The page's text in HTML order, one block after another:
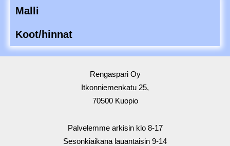
Malli
Koot/hinnat
Rengaspari Oy
​Itkonniemenkatu 25,
70500 Kuopio
Palvelemme arkisin klo 8-17
Sesonkiaikana lauantaisin 9-14​